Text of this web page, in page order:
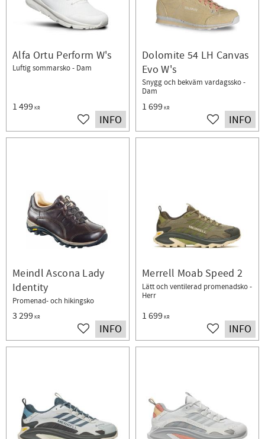
Alfa Ortu Perform W's
Luftig sommarsko - Dam
1 499KR
Lägg till i favoriter
INFO
Dolomite 54 LH Canvas
Evo W's
Snygg och bekväm vardagssko -
Dam
1 699KR
Lägg till i
INFO
Meindl Ascona Lady
Identity
Promenad- och hikingsko
3 299KR
Lägg till i favoriter
INFO
Merrell Moab Speed 2
Lätt och ventilerad promenadsko -
Herr
1 699KR
Lägg till i
INFO